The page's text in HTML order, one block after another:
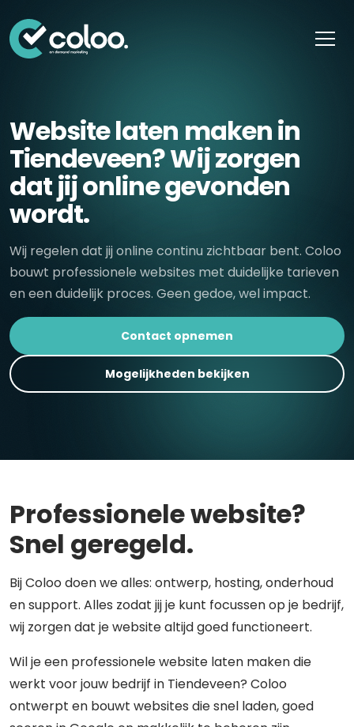
Website laten maken in
Tiendeveen? Wij zorgen
dat jij online gevonden
wordt.
Wij regelen dat jij online continu zichtbaar bent. Coloo
bouwt professionele websites met duidelijke tarieven
en een duidelijk proces. Geen gedoe, wel impact.
Contact opnemen
Mogelijkheden bekijken
Professionele website?
Snel geregeld.
Bij Coloo doen we alles: ontwerp, hosting, onderhoud
en support. Alles zodat jij je kunt focussen op je bedrijf,
wij zorgen dat je website altijd goed functioneert.
Wil je een professionele website laten maken die
werkt voor jouw bedrijf in Tiendeveen? Coloo
ontwerpt en bouwt websites die snel laden, goed